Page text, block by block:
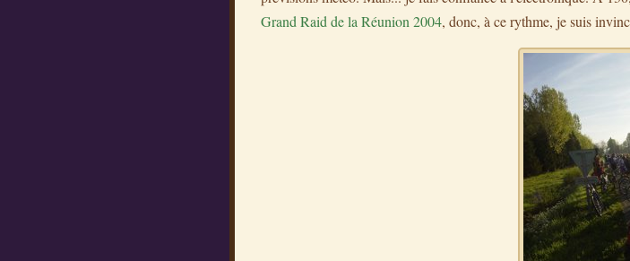
Grand Raid de la Réunion 2004, donc, à ce rythme, je suis